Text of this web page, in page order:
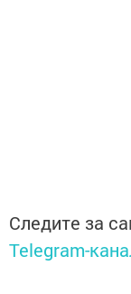
Следите за
Telegram-